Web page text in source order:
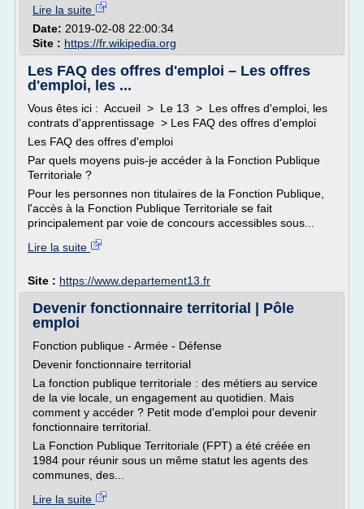
Lire la suite
Date: 2019-02-08 22:00:34
Site : https://fr.wikipedia.org
Les FAQ des offres d'emploi – Les offres
d'emploi, les ...
Vous êtes ici : Accueil > Le 13 > Les offres d'emploi, les
contrats d'apprentissage > Les FAQ des offres d'emploi
Les FAQ des offres d'emploi
Par quels moyens puis-je accéder à la Fonction Publique
Territoriale ?
Pour les personnes non titulaires de la Fonction Publique,
l'accès à la Fonction Publique Territoriale se fait
principalement par voie de concours accessibles sous...
Lire la suite
Site : https://www.departement13.fr
Devenir fonctionnaire territorial | Pôle
emploi
Fonction publique - Armée - Défense
Devenir fonctionnaire territorial
La fonction publique territoriale : des métiers au service
de la vie locale, un engagement au quotidien. Mais
comment y accéder ? Petit mode d'emploi pour devenir
fonctionnaire territorial.
La Fonction Publique Territoriale (FPT) a été créée en
1984 pour réunir sous un même statut les agents des
communes, des...
Lire la suite